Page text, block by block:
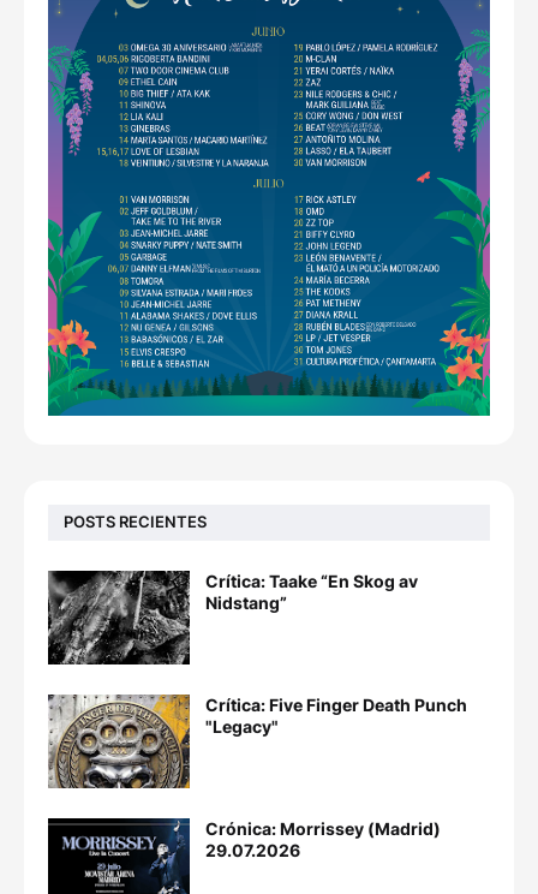
POSTS RECIENTES
Crítica: Taake “En Skog av
Nidstang”
Crítica: Five Finger Death Punch
"Legacy"
Crónica: Morrissey (Madrid)
29.07.2026